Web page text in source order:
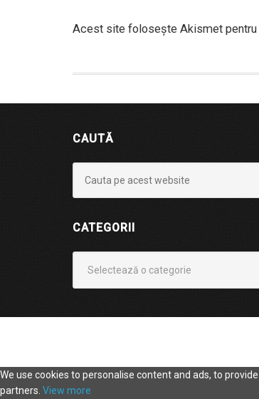
Acest site folosește Akismet pentru
CAUTĂ
CATEGORII
We use cookies to personalise content and ads, to
partners. View more